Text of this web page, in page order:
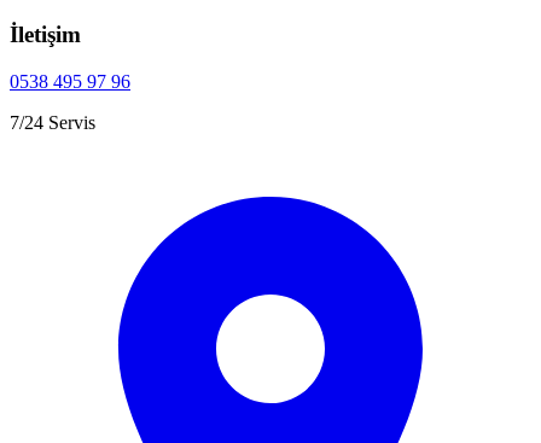
İletişim
0538 495 97 96
7/24 Servis